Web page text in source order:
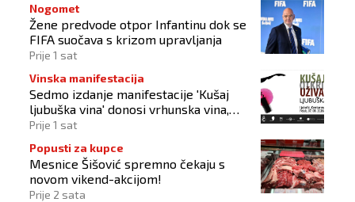
Nogomet
Žene predvode otpor Infantinu dok se
FIFA suočava s krizom upravljanja
Prije 1 sat
Vinska manifestacija
Sedmo izdanje manifestacije 'Kušaj
ljubuška vina' donosi vrhunska vina,
gastronomiju i glazbu
Prije 1 sat
Popusti za kupce
Mesnice Šišović spremno čekaju s
novom vikend-akcijom!
Prije 2 sata